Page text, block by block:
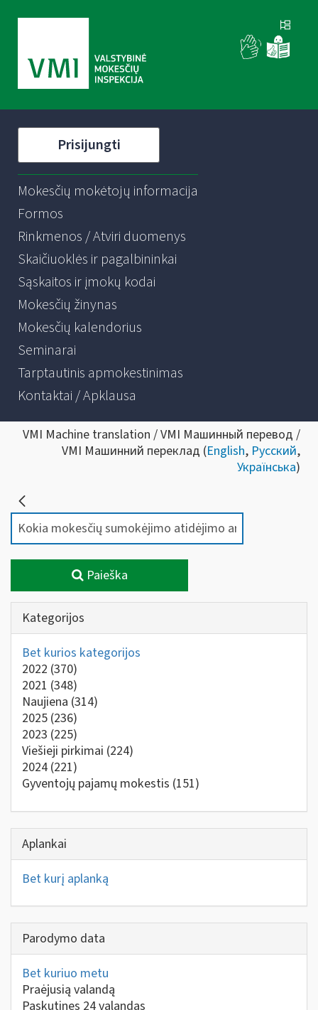
Prisijungti
Mokesčių mokėtojų informacija
Formos
Rinkmenos / Atviri duomenys
Skaičiuoklės ir pagalbininkai
Sąskaitos ir įmokų kodai
Mokesčių žinynas
Mokesčių kalendorius
Seminarai
Tarptautinis apmokestinimas
Kontaktai / Apklausa
VMI Machine translation / VMI Машинный перевод /
VMI Машинний переклад (English, Русский,
Українська)
Paieška
Kategorijos
Bet kurios kategorijos
2022 (370)
2021 (348)
Naujiena (314)
2025 (236)
2023 (225)
Viešieji pirkimai (224)
2024 (221)
Gyventojų pajamų mokestis (151)
Aplankai
Bet kurį aplanką
Parodymo data
Bet kuriuo metu
Praėjusią valandą
Paskutines 24 valandas